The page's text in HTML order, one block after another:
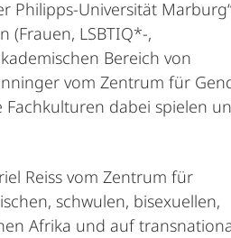
Philipps-Universität
LSBTIQ*-,
Bereich von
vom Zentrum für
dabei spielen
Reiss vom Zentrum für
schwulen, bisexuellen,
Afrika und auf